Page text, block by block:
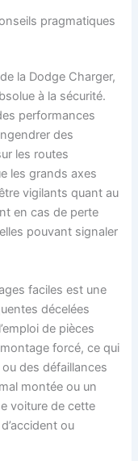
pragmatiques
la Dodge Charger,
à la sécurité.
performances
des
les routes
les grands axes
vigilants quant au
en cas de perte
pouvant signaler
faciles est une
décelées
de pièces
forcé, ce qui
des défaillances
montée ou un
voiture de cette
ou